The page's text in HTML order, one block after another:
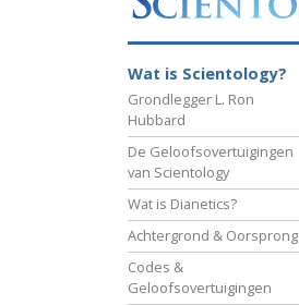
Wat is Scientology?
Grondlegger L. Ron
Hubbard
De Geloofsovertuigingen
van Scientology
Wat is Dianetics?
Achtergrond & Oorsprong
Codes &
Geloofsovertuigingen